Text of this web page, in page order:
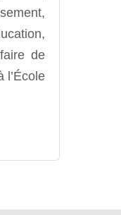
de
l’École